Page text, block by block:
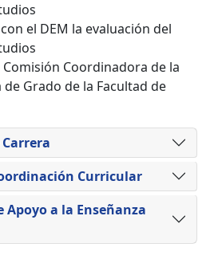
el DEM la evaluación del
Coordinadora de la
de Grado de la Facultad de
Curricular
Apoyo a la Enseñanza